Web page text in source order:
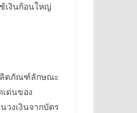
เงินก้อนใหญ่
ลิตภัณฑ์ลักษณะ
ด่นของ
วงเงินจากบัตร